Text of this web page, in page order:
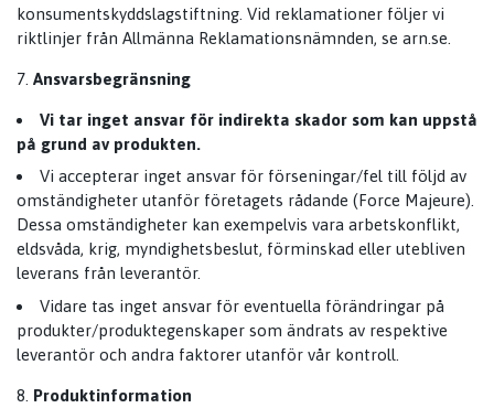
konsumentskyddslagstiftning. Vid reklamationer följer vi
riktlinjer från Allmänna Reklamationsnämnden, se arn.se.
Ansvarsbegränsning
Vi tar inget ansvar för indirekta skador som kan uppstå
på grund av produkten.
Vi accepterar inget ansvar för förseningar/fel till följd av
omständigheter utanför företagets rådande (Force Majeure).
Dessa omständigheter kan exempelvis vara arbetskonflikt,
eldsvåda, krig, myndighetsbeslut, förminskad eller utebliven
leverans från leverantör.
Vidare tas inget ansvar för eventuella förändringar på
produkter/produktegenskaper som ändrats av respektive
leverantör och andra faktorer utanför vår kontroll.
Produktinformation